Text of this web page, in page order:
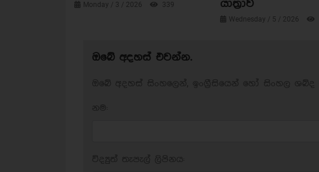
Monday / 3 / 2026 339
යාත්‍රාව
Wednesday / 5 / 2026
ඔබේ අදහස් එවන්න.